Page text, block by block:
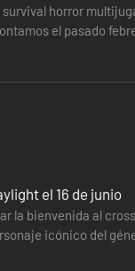
Podrás ver su
recuperarse.
horror
el pasado
el 16 de junio
la bienvenida al
icónico del
sacado un tráiler…